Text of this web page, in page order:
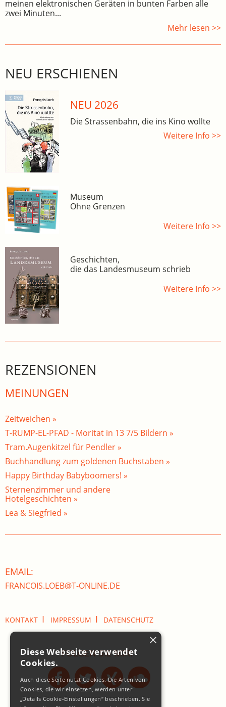
meinen elektronischen Geräten in bunten Farben alle
zwei Minuten...
Mehr lesen >>
NEU ERSCHIENEN
NEU 2026
Die Strassenbahn, die ins Kino wollte
Weitere Info >>
Museum
Ohne Grenzen
Weitere Info >>
Geschichten,
die das Landesmuseum schrieb
Weitere Info >>
REZENSIONEN
MEINUNGEN
Zeitweichen »
T-RUMP-EL-PFAD - Moritat in 13 7/5 Bildern »
Tram.Augenkitzel für Pendler »
Buchhandlung zum goldenen Buchstaben »
Happy Birthday Babyboomers! »
Sternenzimmer und andere
Hotelgeschichten »
Lea & Siegfried »
EMAIL:
FRANCOIS.LOEB@T-ONLINE.DE
KONTAKT I IMPRESSUM I DATENSCHUTZ
FOLGEN SIE MIR:
×
Diese Webseite verwendet
Cookies.
Auch diese Seite nutzt Cookies. Die Arten von
Cookies, die wir einsetzen, werden unter
„Details Cookie-Einstellungen“ beschrieben. Sie